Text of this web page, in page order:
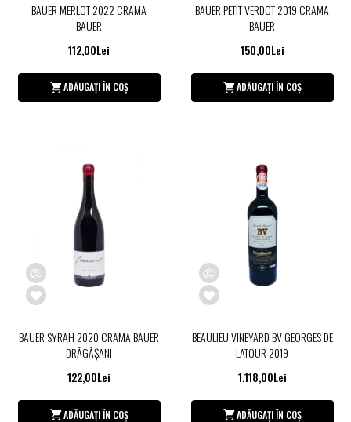
BAUER MERLOT 2022 CRAMA
BAUER
112,00Lei
ADĂUGAȚI ÎN COȘ
BAUER PETIT VERDOT 2019 CRAMA
BAUER
150,00Lei
ADĂUGAȚI ÎN COȘ
BAUER SYRAH 2020 CRAMA BAUER
DRĂGĂŞANI
122,00Lei
ADĂUGAȚI ÎN COȘ
BEAULIEU VINEYARD BV GEORGES DE
LATOUR 2019
1.118,00Lei
ADĂUGAȚI ÎN COȘ